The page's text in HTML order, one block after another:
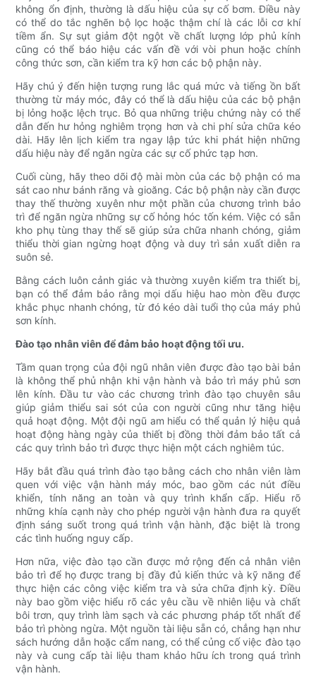
không ổn định, thường là dấu hiệu của sự cố bơm. Điều này
có thể do tắc nghẽn bộ lọc hoặc thậm chí là các lỗi cơ khí
tiềm ẩn. Sự sụt giảm đột ngột về chất lượng lớp phủ kính
cũng có thể báo hiệu các vấn đề với vòi phun hoặc chính
công thức sơn, cần kiểm tra kỹ hơn các bộ phận này.
Hãy chú ý đến hiện tượng rung lắc quá mức và tiếng ồn bất
thường từ máy móc, đây có thể là dấu hiệu của các bộ phận
bị lỏng hoặc lệch trục. Bỏ qua những triệu chứng này có thể
dẫn đến hư hỏng nghiêm trọng hơn và chi phí sửa chữa kéo
dài. Hãy lên lịch kiểm tra ngay lập tức khi phát hiện những
dấu hiệu này để ngăn ngừa các sự cố phức tạp hơn.
Cuối cùng, hãy theo dõi độ mài mòn của các bộ phận có ma
sát cao như bánh răng và gioăng. Các bộ phận này cần được
thay thế thường xuyên như một phần của chương trình bảo
trì để ngăn ngừa những sự cố hỏng hóc tốn kém. Việc có sẵn
kho phụ tùng thay thế sẽ giúp sửa chữa nhanh chóng, giảm
thiểu thời gian ngừng hoạt động và duy trì sản xuất diễn ra
suôn sẻ.
Bằng cách luôn cảnh giác và thường xuyên kiểm tra thiết bị,
bạn có thể đảm bảo rằng mọi dấu hiệu hao mòn đều được
khắc phục nhanh chóng, từ đó kéo dài tuổi thọ của máy phủ
sơn kính.
Đào tạo nhân viên để đảm bảo hoạt động tối ưu.
Tầm quan trọng của đội ngũ nhân viên được đào tạo bài bản
là không thể phủ nhận khi vận hành và bảo trì máy phủ sơn
lên kính. Đầu tư vào các chương trình đào tạo chuyên sâu
giúp giảm thiểu sai sót của con người cũng như tăng hiệu
quả hoạt động. Một đội ngũ am hiểu có thể quản lý hiệu quả
hoạt động hàng ngày của thiết bị đồng thời đảm bảo tất cả
các quy trình bảo trì được thực hiện một cách nghiêm túc.
Hãy bắt đầu quá trình đào tạo bằng cách cho nhân viên làm
quen với việc vận hành máy móc, bao gồm các nút điều
khiển, tính năng an toàn và quy trình khẩn cấp. Hiểu rõ
những khía cạnh này cho phép người vận hành đưa ra quyết
định sáng suốt trong quá trình vận hành, đặc biệt là trong
các tình huống nguy cấp.
Hơn nữa, việc đào tạo cần được mở rộng đến cả nhân viên
bảo trì để họ được trang bị đầy đủ kiến ​​thức và kỹ năng để
thực hiện các công việc kiểm tra và sửa chữa định kỳ. Điều
này bao gồm việc hiểu rõ các yêu cầu về nhiên liệu và chất
bôi trơn, quy trình làm sạch và các phương pháp tốt nhất để
bảo trì phòng ngừa. Một nguồn tài liệu sẵn có, chẳng hạn như
sách hướng dẫn hoặc cẩm nang, có thể củng cố việc đào tạo
này và cung cấp tài liệu tham khảo hữu ích trong quá trình
vận hành.